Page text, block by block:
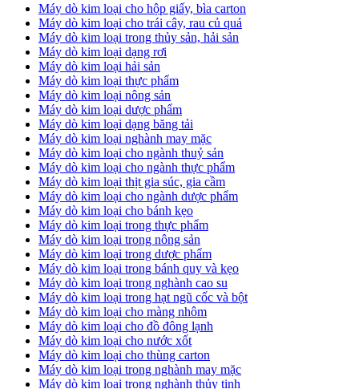
Máy dò kim loại cho hộp giấy, bìa carton
Máy dò kim loại cho trái cây, rau củ quả
Máy dò kim loại trong thủy sản, hải sản
Máy dò kim loại dạng rơi
Máy dò kim loại hải sản
Máy dò kim loại thực phẩm
Máy dò kim loại nông sản
Máy dò kim loại dược phẩm
Máy dò kim loại dạng băng tải
Máy dò kim loại nghành may mặc
Máy dò kim loại cho ngành thuỷ sản
Máy dò kim loại cho ngành thực phẩm
Máy dò kim loại thịt gia súc, gia cầm
Máy dò kim loại cho ngành dược phẩm
Máy dò kim loại cho bánh kẹo
Máy dò kim loại trong thực phẩm
Máy dò kim loại trong nông sản
Máy dò kim loại trong dược phẩm
Máy dò kim loại trong bánh quy và kẹo
Máy dò kim loại trong nghành cao su
Máy dò kim loại trong hạt ngũ cốc và bột
Máy dò kim loại cho màng nhôm
Máy dò kim loại cho đồ đông lạnh
Máy dò kim loại cho nước xốt
Máy dò kim loại cho thùng carton
Máy dò kim loại trong nghành may mặc
Máy dò kim loại trong nghành thủy tinh